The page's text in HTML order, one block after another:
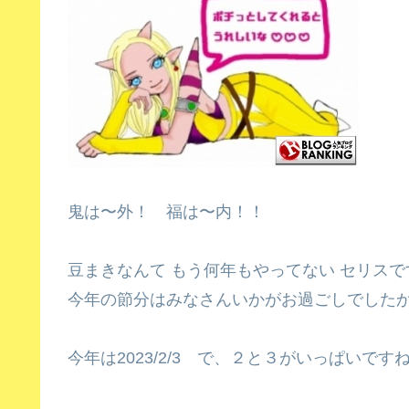
鬼は〜外！ 福は〜内！！
豆まきなんて もう何年もやってない セリスで
今年の節分はみなさんいかがお過ごしでした
今年は2023/2/3 で、２と３がいっぱいですね